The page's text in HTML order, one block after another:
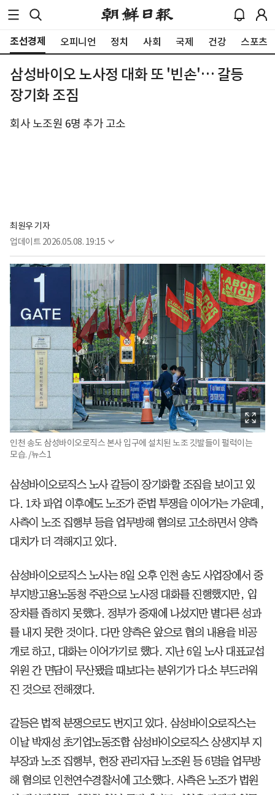
조선경제 오피니언 정치 사회 국제 건강 스포츠
삼성바이오 노사정 대화 또 '빈손'… 갈등
장기화 조짐
회사 노조원 6명 추가 고소
최원우 기자
업데이트 2026.05.08. 19:15
인천 송도 삼성바이오로직스 본사 입구에 설치된 노조 깃발들이 펄럭이는
모습. /뉴스1
삼성바이오로직스 노사 갈등이 장기화할 조짐을 보이고 있
다. 1차 파업 이후에도 노조가 준법 투쟁을 이어가는 가운데,
사측이 노조 집행부 등을 업무방해 혐의로 고소하면서 양측
대치가 더 격해지고 있다.
삼성바이오로직스 노사는 8일 오후 인천 송도 사업장에서 중
부지방고용노동청 주관으로 노사정 대화를 진행했지만, 입
장차를 좁히지 못했다. 정부가 중재에 나섰지만 별다른 성과
를 내지 못한 것이다. 다만 양측은 앞으로 협의 내용을 비공
개로 하고, 대화는 이어가기로 했다. 지난 6일 노사 대표교섭
위원 간 면담이 무산됐을 때보다는 분위기가 다소 부드러워
진 것으로 전해졌다.
갈등은 법적 분쟁으로도 번지고 있다. 삼성바이오로직스는
이날 박재성 초기업노동조합 삼성바이오로직스 상생지부 지
부장과 노조 집행부, 현장 관리자급 노조원 등 6명을 업무방
해 혐의로 인천연수경찰서에 고소했다. 사측은 노조가 법원